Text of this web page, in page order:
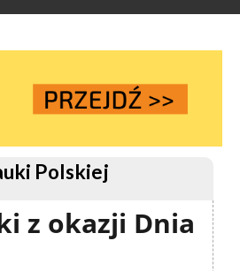
Polskiej
z okazji Dnia